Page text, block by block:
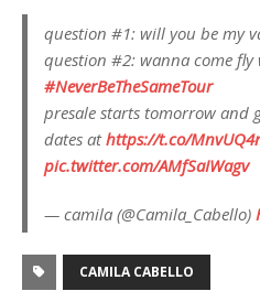
question #1: will you be my
question #2: wanna come fly
#NeverBeTheSameTour
presale starts tomorrow and
dates athttps://t.co/
pic.twitter.com/AMfSaIWagv
— camila (@Camila_Cabello)
CAMILA CABELLO